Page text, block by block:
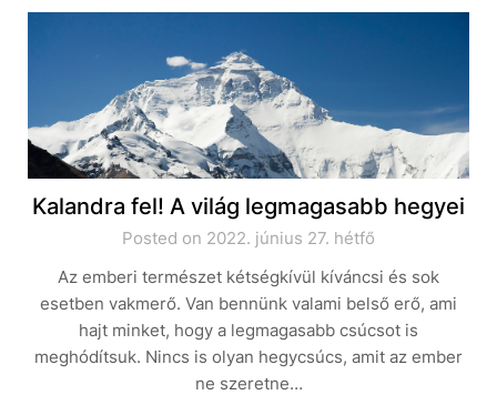
Kalandra fel! A világ legmagasabb hegyei
Posted on 2022. június 27. hétfő
Az emberi természet kétségkívül kíváncsi és sok
esetben vakmerő. Van bennünk valami belső erő, ami
hajt minket, hogy a legmagasabb csúcsot is
meghódítsuk. Nincs is olyan hegycsúcs, amit az ember
ne szeretne…